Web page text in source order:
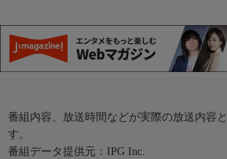
番組内容、放送時間などが実際の放送内容
す。
番組データ提供元：IPG Inc.